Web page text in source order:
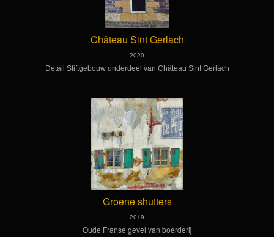
Château Sint Gerlach
2020
Detail Stiftgebouw onderdeel van Château Sint Gerlach
Groene shutters
2019
Oude Franse gevel van boerderij